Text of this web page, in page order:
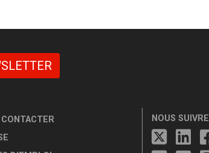
CONTACTER
NOUS SUIVRE